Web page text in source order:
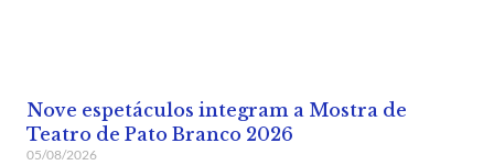
Nove espetáculos integram a Mostra de
Teatro de Pato Branco 2026
05/08/2026